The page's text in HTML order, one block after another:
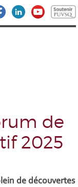
de
2025
de découvertes